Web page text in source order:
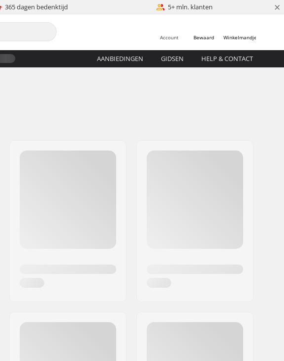
365 dagen bedenktijd 5+ mln. klanten ×
Winkelmandje
Bewaard
Account
AANBIEDINGEN GIDSEN HELP & CONTACT